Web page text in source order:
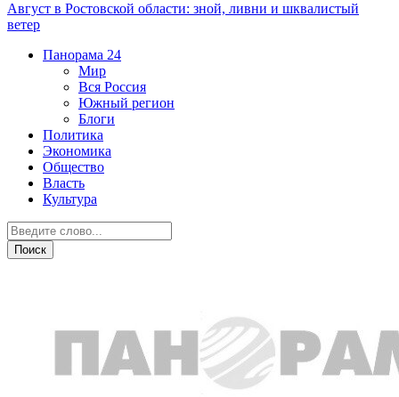
Август в Ростовской области: зной, ливни и шквалистый
ветер
Панорама 24
Мир
Вся Россия
Южный регион
Блоги
Политика
Экономика
Общество
Власть
Культура